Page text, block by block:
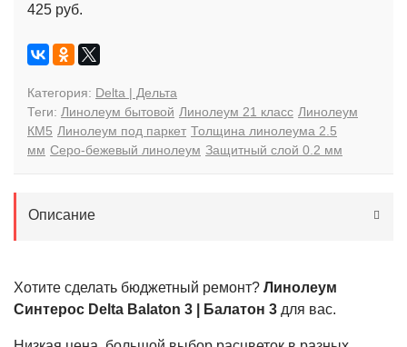
425 руб.
Категория: Delta | Дельта
Теги: Линолеум бытовой Линолеум 21 класс Линолеум
КМ5 Линолеум под паркет Толщина линолеума 2.5
мм Серо-бежевый линолеум Защитный слой 0.2 мм
Описание
Хотите сделать бюджетный ремонт? Линолеум
Синтерос Delta Balaton 3 | Балатон 3 для вас.